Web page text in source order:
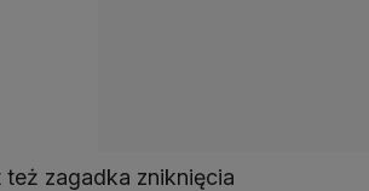
zagadka zniknięcia